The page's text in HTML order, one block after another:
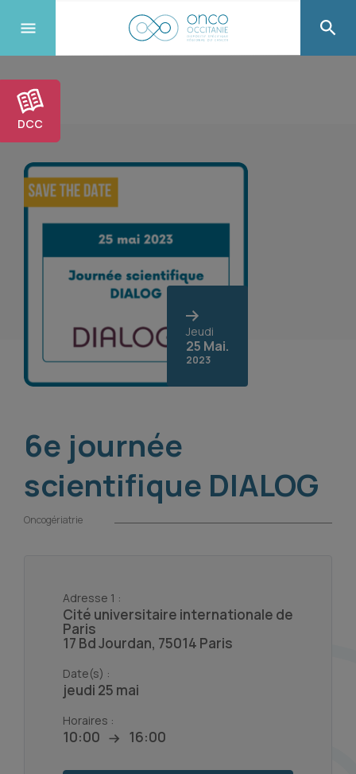
DCC
Jeudi
25 Mai.
2023
6e journée
scientifique DIALOG
Oncogériatrie
Adresse 1 :
Cité universitaire internationale de
Paris
17 Bd Jourdan, 75014 Paris
Date(s) :
jeudi 25 mai
Horaires :
10:00 16:00